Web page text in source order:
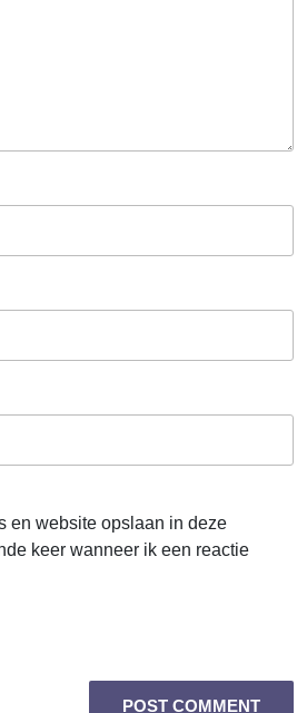
en website opslaan in deze
keer wanneer ik een reactie